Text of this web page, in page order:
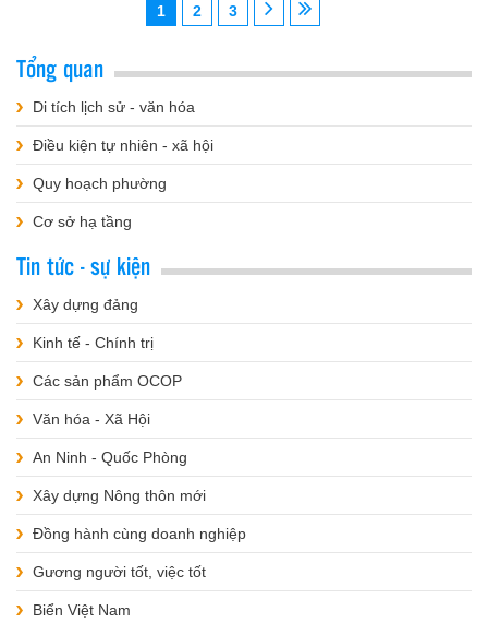
1 2 3
Tổng quan
Di tích lịch sử - văn hóa
Điều kiện tự nhiên - xã hội
Quy hoạch phường
Cơ sở hạ tầng
Tin tức - sự kiện
Xây dựng đảng
Kinh tế - Chính trị
Các sản phẩm OCOP
Văn hóa - Xã Hội
An Ninh - Quốc Phòng
Xây dựng Nông thôn mới
Đồng hành cùng doanh nghiệp
Gương người tốt, việc tốt
Biển Việt Nam